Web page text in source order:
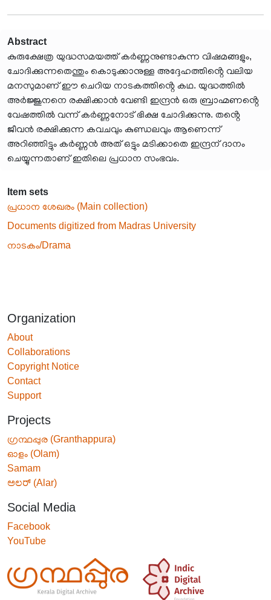
Abstract
കുരുക്ഷേത്ര യുദ്ധസമയത്ത് കർണ്ണനുണ്ടാകുന്ന വിഷമങ്ങളും,
ചോദിക്കുന്നതെന്തും കൊടുക്കാനുള്ള അദ്ദേഹത്തിൻ്റെ വലിയ
മനസുമാണ് ഈ ചെറിയ നാടകത്തിൻ്റെ കഥ. യുദ്ധത്തിൽ
അർജ്ജുനനെ രക്ഷിക്കാൻ വേണ്ടി ഇന്ദ്രൻ ഒരു ബ്രാഹ്മണൻ്റെ
വേഷത്തിൽ വന്ന് കർണ്ണനോട് ഭിക്ഷ ചോദിക്കുന്നു. തൻ്റെ
ജീവൻ രക്ഷിക്കുന്ന കവചവും കുണ്ഡലവും ആണെന്ന്
അറിഞ്ഞിട്ടും കർണ്ണൻ അത് ഒട്ടും മടിക്കാതെ ഇന്ദ്രന് ദാനം
ചെയ്യുന്നതാണ് ഇതിലെ പ്രധാന സംഭവം.
Item sets
പ്രധാന ശേഖരം (Main collection)
Documents digitized from Madras University
നാടകം/Drama
Organization
About
Collaborations
Copyright Notice
Contact
Support
Projects
ഗ്രന്ഥപ്പുര (Granthappura)
ഓളം (Olam)
Samam
ಅಲರ್ (Alar)
Social Media
Facebook
YouTube